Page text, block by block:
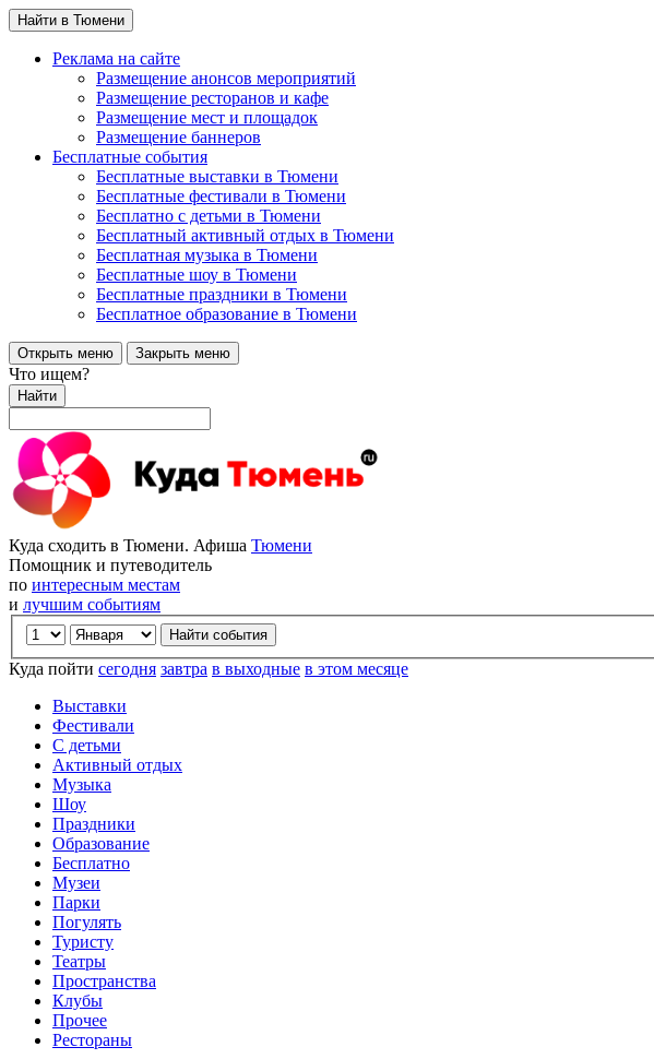
Найти в Тюмени
Реклама на сайте
Размещение анонсов мероприятий
Размещение ресторанов и кафе
Размещение мест и площадок
Размещение баннеров
Бесплатные события
Бесплатные выставки в Тюмени
Бесплатные фестивали в Тюмени
Бесплатно с детьми в Тюмени
Бесплатный активный отдых в Тюмени
Бесплатная музыка в Тюмени
Бесплатные шоу в Тюмени
Бесплатные праздники в Тюмени
Бесплатное образование в Тюмени
Открыть меню Закрыть меню
Что ищем?
Найти
Куда сходить в Тюмени. Афиша Тюмени
Помощник и путеводитель
по интересным местам
и лучшим событиям
Куда пойти сегодня завтра в выходные в этом месяце
Выставки
Фестивали
С детьми
Активный отдых
Музыка
Шоу
Праздники
Образование
Бесплатно
Музеи
Парки
Погулять
Туристу
Театры
Пространства
Клубы
Прочее
Рестораны